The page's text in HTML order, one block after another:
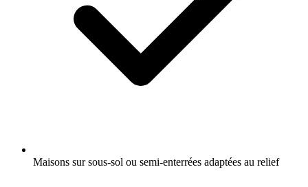
Maisons sur sous-sol ou semi-enterrées adaptées au relief